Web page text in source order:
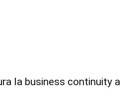
la business continuity a